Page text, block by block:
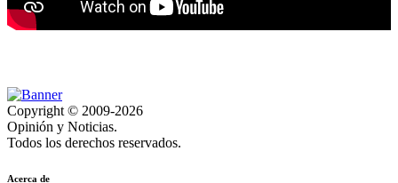
Copyright © 2009-2026
Opinión y Noticias.
Todos los derechos reservados.
Acerca de